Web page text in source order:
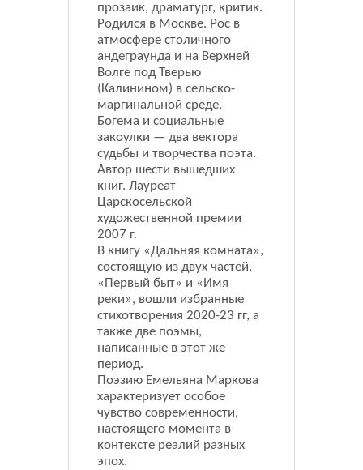
прозаик, драматург, критик.
Родился в Москве. Рос в
атмосфере столичного
андеграунда и на Верхней
Волге под Тверью
(Калинином) в сельско-
маргинальной среде.
Богема и социальные
закоулки — два вектора
судьбы и творчества поэта.
Автор шести вышедших
книг. Лауреат
Царскосельской
художественной премии
2007 г.
В книгу «Дальняя комната»,
состоящую из двух частей,
«Первый быт» и «Имя
реки», вошли избранные
стихотворения 2020-23 гг, а
также две поэмы,
написанные в этот же
период.
Поэзию Емельяна Маркова
характеризует особое
чувство современности,
настоящего момента в
контексте реалий разных
эпох.